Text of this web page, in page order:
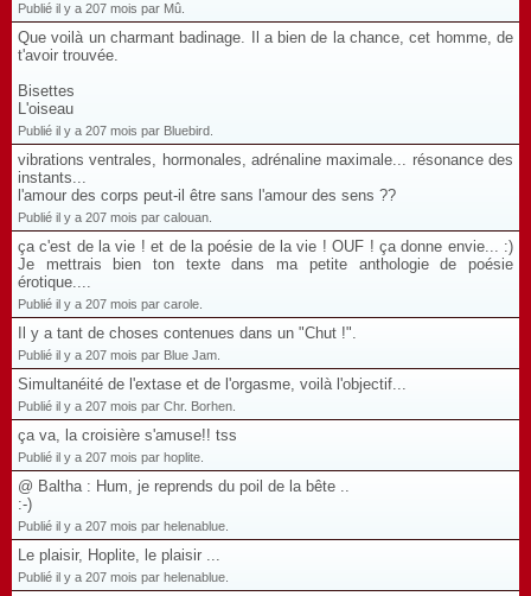
Publié il y a 207 mois par Mû.
Que voilà un charmant badinage. Il a bien de la chance, cet homme, de
t'avoir trouvée.
Bisettes
L'oiseau
Publié il y a 207 mois par Bluebird.
vibrations ventrales, hormonales, adrénaline maximale... résonance des
instants...
l'amour des corps peut-il être sans l'amour des sens ??
Publié il y a 207 mois par calouan.
ça c'est de la vie ! et de la poésie de la vie ! OUF ! ça donne envie... :)
Je mettrais bien ton texte dans ma petite anthologie de poésie
érotique....
Publié il y a 207 mois par carole.
Il y a tant de choses contenues dans un "Chut !".
Publié il y a 207 mois par Blue Jam.
Simultanéité de l'extase et de l'orgasme, voilà l'objectif...
Publié il y a 207 mois par Chr. Borhen.
ça va, la croisière s'amuse!! tss
Publié il y a 207 mois par hoplite.
@ Baltha : Hum, je reprends du poil de la bête ..
:-)
Publié il y a 207 mois par helenablue.
Le plaisir, Hoplite, le plaisir ...
Publié il y a 207 mois par helenablue.